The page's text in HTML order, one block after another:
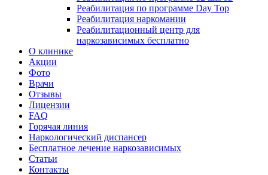
Реабилитация по программе Day Top
Реабилитация наркомании
Реабилитационный центр для
наркозависимых бесплатно
О клинике
Акции
Фото
Врачи
Отзывы
Лицензии
FAQ
Горячая линия
Наркологический диспансер
Бесплатное лечение наркозависимых
Статьи
Контакты